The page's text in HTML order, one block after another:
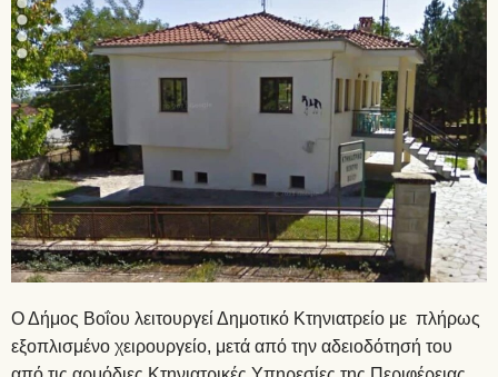
Ο Δήμος Βοΐου λειτουργεί Δημοτικό Κτηνιατρείο με πλήρως
εξοπλισμένο χειρουργείο, μετά από την αδειοδότησή του